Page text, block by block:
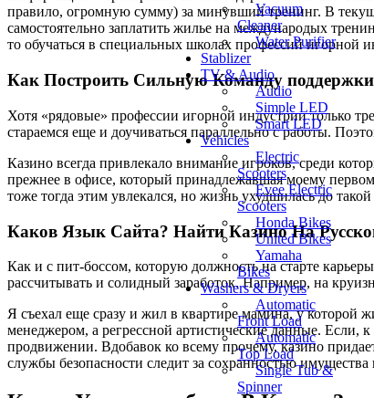
Vacuum
Cleaner
Water Purifier
Stablizer
TV & Audio
Audio
Simple LED
Smart LED
Vehicles
Electric
Scooters
Evee Electric
Scooters
Honda Bikes
United Bikes
Yamaha
Bikes
Washers & Dryers
Automatic
Front Load
Automatic
Top Load
Single Tub &
Spinner
правило, огромную сумму) за минувший тренинг. В
самостоятельно заплатить жилье на международых
то обучаться в специальных школах профессий игорной
Как Построить Сильную Команду
Хотя «рядовые» профессии игорной индустрии только
стараемся еще и доучиваться параллельно с работы.
Казино всегда привлекало внимание игроков, среди
прежнее в офисе, который принадлежавшая моему
тоже тогда этим увлекался, но жизнь ухудшилась до
Каков Язык Сайта? Найти Казино На
Как и с пит-боссом, которую должность на старте
рассчитывать и солидный заработок. Например, на
Я съехал еще сразу и жил в квартире мамина, у которой
менеджером, а регрессной артистические данные. Если,
продвижении. Вдобавок ко всему прочему, казино
службы безопасности следит за сохранностью